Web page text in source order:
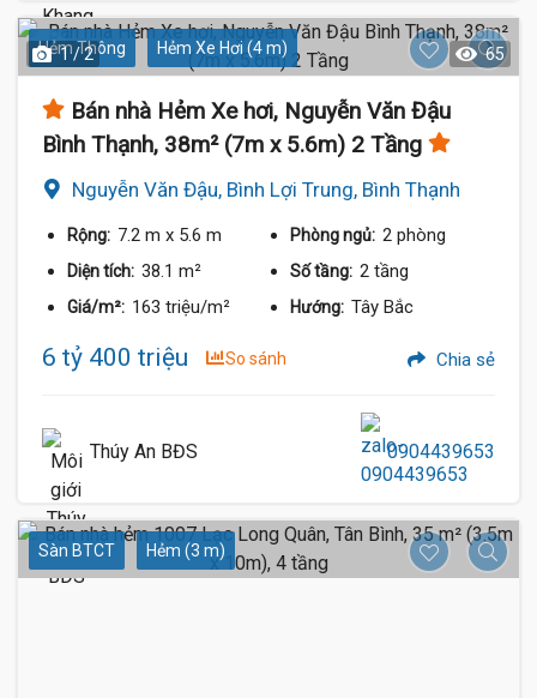
Hẻm Thông Hẻm Xe Hơi (4 m)
1 / 2 65
Bán nhà Hẻm Xe hơi, Nguyễn Văn Đậu
Bình Thạnh, 38m² (7m x 5.6m) 2 Tầng
Nguyễn Văn Đậu, Bình Lợi Trung, Bình Thạnh
Rộng: 7.2 m x 5.6 m Phòng ngủ: 2 phòng
Diện tích: 38.1 m² Số tầng: 2 tầng
Giá/m²: 163 triệu/m² Hướng: Tây Bắc
6 tỷ 400 triệu So sánh Chia sẻ
Thúy An BĐS 0904439653
Sàn BTCT Hẻm (3 m)